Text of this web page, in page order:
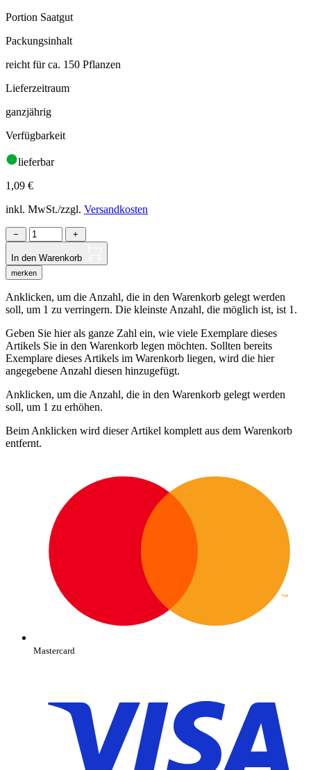
Portion Saatgut
Packungsinhalt
reicht für ca. 150 Pflanzen
Lieferzeitraum
ganzjährig
Verfügbarkeit
lieferbar
1,09 €
inkl. MwSt./zzgl. Versandkosten
− +
In den Warenkorb
merken
Anklicken, um die Anzahl, die in den Warenkorb gelegt werden
soll, um 1 zu verringern. Die kleinste Anzahl, die möglich ist, ist 1.
Geben Sie hier als ganze Zahl ein, wie viele Exemplare dieses
Artikels Sie in den Warenkorb legen möchten. Sollten bereits
Exemplare dieses Artikels im Warenkorb liegen, wird die hier
angegebene Anzahl diesen hinzugefügt.
Anklicken, um die Anzahl, die in den Warenkorb gelegt werden
soll, um 1 zu erhöhen.
Beim Anklicken wird dieser Artikel komplett aus dem Warenkorb
entfernt.
Mastercard